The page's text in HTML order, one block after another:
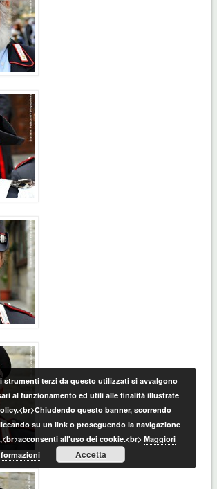
strumenti terzi da questo utilizzati si avvalgono
al funzionamento ed utili alle finalità illustrate
questo banner, scorrendo
su un link o proseguendo la navigazione
all'uso dei cookie.<br> Maggiori
Accetta